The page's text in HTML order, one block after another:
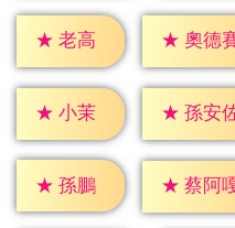
★ 老高 ★ 奧德
★ 小茉 ★ 孫安
★ 孫鵬 ★ 蔡阿